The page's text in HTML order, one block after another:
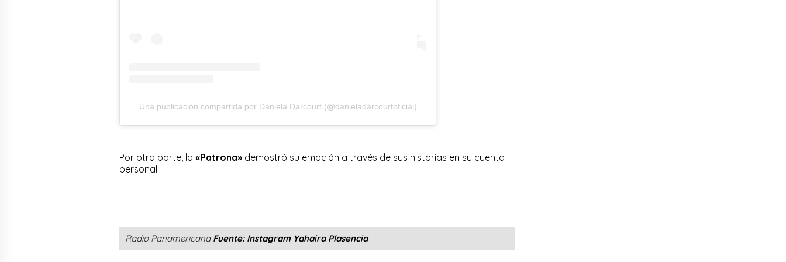
Una publicación compartida por Daniela Darcourt (@danieladarcourtoficial)
Por otra parte, la «Patrona» demostró su emoción a través de sus historias en su cuenta
personal.
Radio Panamericana Fuente: Instagram Yahaira Plasencia